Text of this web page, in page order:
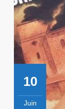
10
Juin